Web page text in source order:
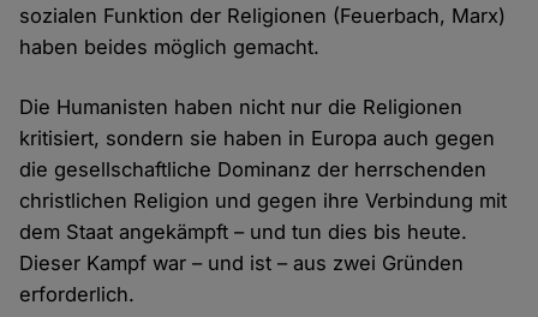
sozialen Funktion der Religionen (Feuerbach, Marx)
haben beides möglich gemacht.
Die Humanisten haben nicht nur die Religionen
kritisiert, sondern sie haben in Europa auch gegen
die gesellschaftliche Dominanz der herrschenden
christlichen Religion und gegen ihre Verbindung mit
dem Staat angekämpft – und tun dies bis heute.
Dieser Kampf war – und ist – aus zwei Gründen
erforderlich.